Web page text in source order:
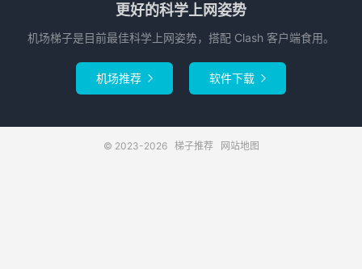
更好的科学上网姿势
机场梯子是目前最佳科学上网姿势，搭配 Clash 客户端食用。
机场推荐  软件下载 
© 2023-2026 梯子推荐 网站地图